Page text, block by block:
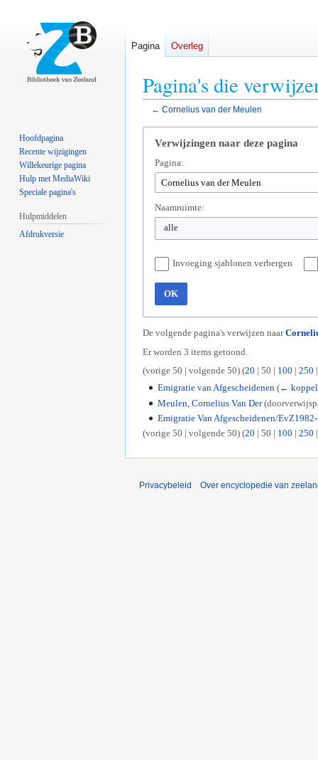
Pagina's die
← Cornelius van der Meulen
navigatie
springen
zoeken
springen
Verwijzingen naar deze pagina
Pagina:
Naamruimte:
alle
Invoeging sjablonen verbergen
OK
De volgende pagina's verwijzen naar
Er worden 3 items getoond.
(vorige 50 | volgende 50) (20 | 50 | 100 | 250
Emigratie van Afgescheidenen (←
Meulen, Cornelius Van Der
Emigratie Van Afgescheidenen/
(vorige 50 | volgende 50) (20 | 50 | 100 | 250
Pagina Overleg
Hoofdpagina
Recente wijzigingen
Willekeurige pagina
Hulp met MediaWiki
Speciale pagina's
Hulpmiddelen
Afdrukversie
Privacybeleid Over encyclopedie van